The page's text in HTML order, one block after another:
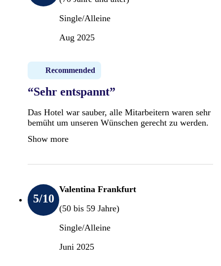
Single/Alleine
Aug 2025
Recommended
“Sehr entspannt”
Das Hotel war sauber, alle Mitarbeitern waren sehr
bemüht um unseren Wünschen gerecht zu werden.
Show more
5/10
Valentina Frankfurt
(50 bis 59 Jahre)
Single/Alleine
Juni 2025